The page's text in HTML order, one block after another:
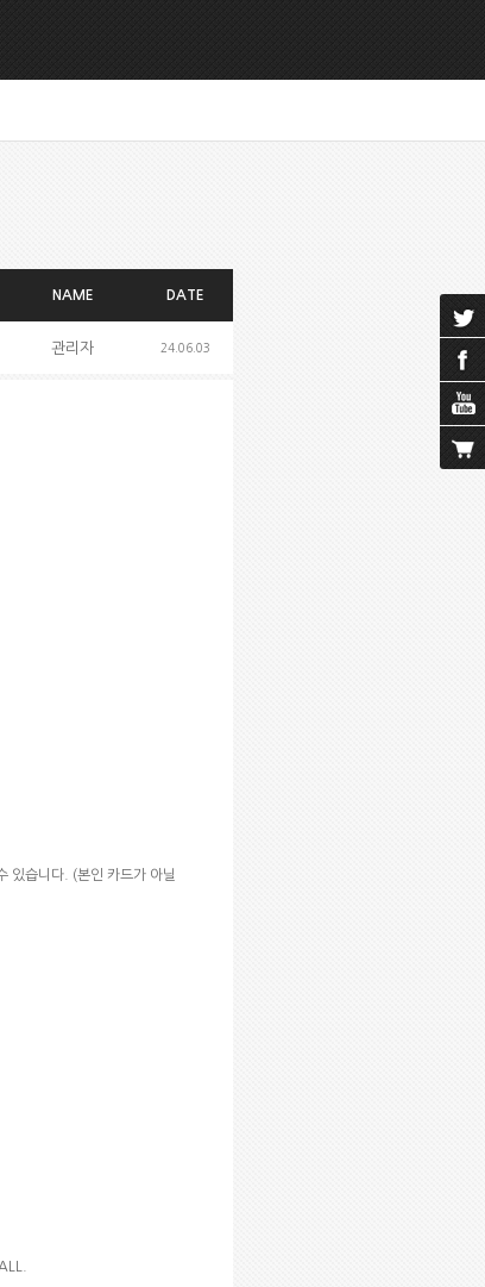
NAME DATE
관리자 24.06.03
있습니다 . (본인 카드가 아닐